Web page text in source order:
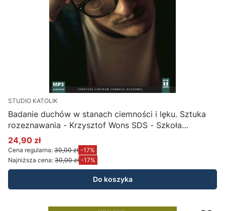
STUDIO KATOLIK
Badanie duchów w stanach ciemności i lęku. Sztuka
rozeznawania - Krzysztof Wons SDS - Szkoła
kierownictwa duchowego (MP3)
Cena promocyjna
24,90 zł
Cena regularna: 30,00 zł -17%
Najniższa cena: 30,00 zł -17%
Do koszyka